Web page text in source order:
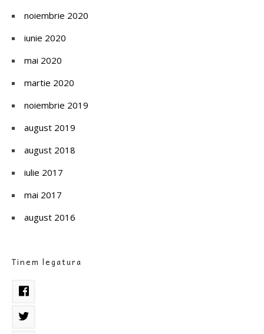
noiembrie 2020
iunie 2020
mai 2020
martie 2020
noiembrie 2019
august 2019
august 2018
iulie 2017
mai 2017
august 2016
Tinem legatura